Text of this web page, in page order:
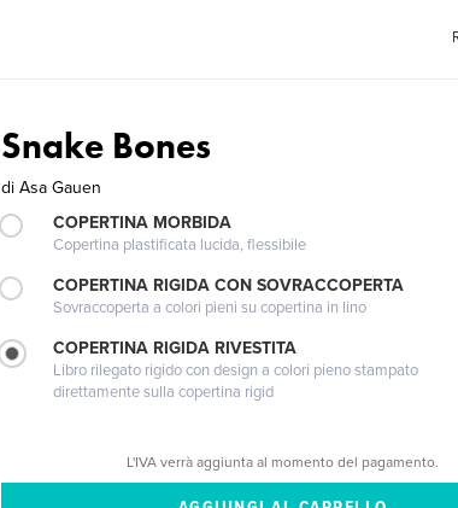
Snake Bones
di Asa Gauen
COPERTINA MORBIDA
Copertina plastificata lucida, flessibile
COPERTINA RIGIDA CON SOVRACCOPERTA
Sovraccoperta a colori pieni su copertina in lino
COPERTINA RIGIDA RIVESTITA
Libro rilegato rigido con design a colori pieno stampato
direttamente sulla copertina rigid
L'IVA verrà aggiunta al momento del pagamento.